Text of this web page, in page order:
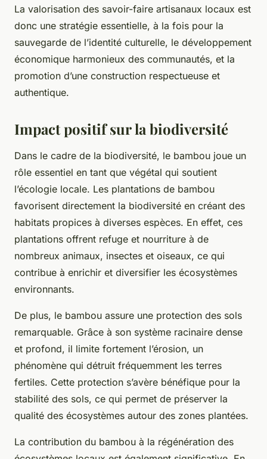
La valorisation des savoir-faire artisanaux locaux est
donc une stratégie essentielle, à la fois pour la
sauvegarde de l’identité culturelle, le développement
économique harmonieux des communautés, et la
promotion d’une construction respectueuse et
authentique.
Impact positif sur la biodiversité
Dans le cadre de la biodiversité, le bambou joue un
rôle essentiel en tant que végétal qui soutient
l’écologie locale. Les plantations de bambou
favorisent directement la biodiversité en créant des
habitats propices à diverses espèces. En effet, ces
plantations offrent refuge et nourriture à de
nombreux animaux, insectes et oiseaux, ce qui
contribue à enrichir et diversifier les écosystèmes
environnants.
De plus, le bambou assure une protection des sols
remarquable. Grâce à son système racinaire dense
et profond, il limite fortement l’érosion, un
phénomène qui détruit fréquemment les terres
fertiles. Cette protection s’avère bénéfique pour la
stabilité des sols, ce qui permet de préserver la
qualité des écosystèmes autour des zones plantées.
La contribution du bambou à la régénération des